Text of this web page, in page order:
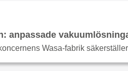
anpassade
Wasa-fabrik